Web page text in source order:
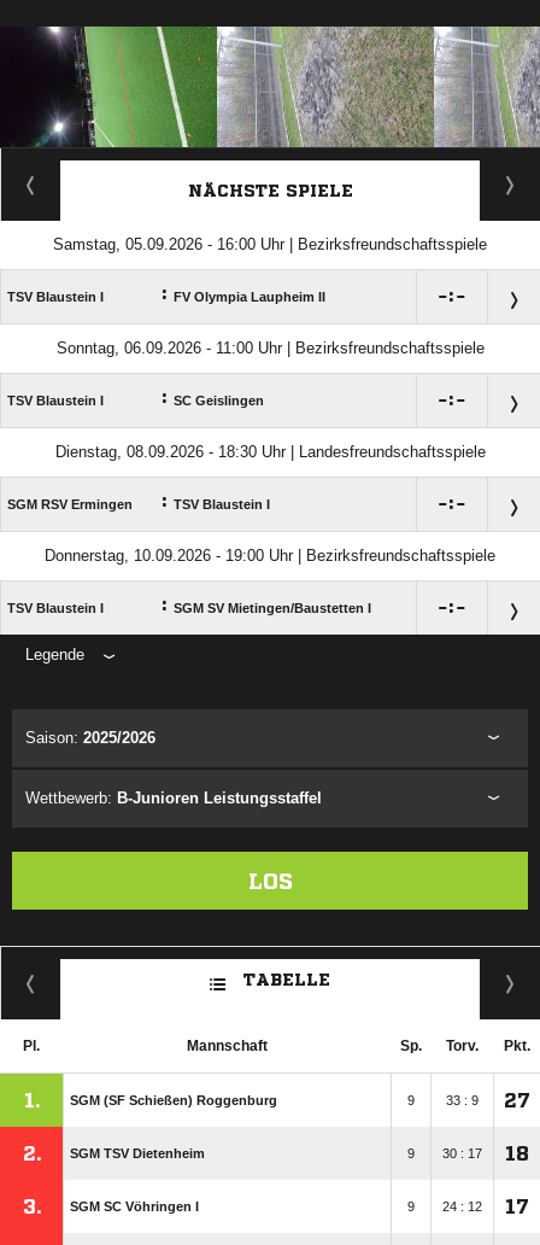
ANZEIGE
NÄCHSTE SPIELE
Samstag, 05.09.2026 - 16:00 Uhr | Bezirksfreundschaftsspiele
TSV Blaustein I : FV Olympia Laupheim II :
Sonntag, 06.09.2026 - 11:00 Uhr | Bezirksfreundschaftsspiele
TSV Blaustein I : SC Geislingen :
Dienstag, 08.09.2026 - 18:30 Uhr | Landesfreundschaftsspiele
SGM RSV Ermingen : TSV Blaustein I :
Donnerstag, 10.09.2026 - 19:00 Uhr | Bezirksfreundschaftsspiele
TSV Blaustein I : SGM SV Mietingen/​Baustetten I :
Legende
Saison: 2025/2026
Wettbewerb: B-Junioren Leistungsstaffel
LOS
TABELLE
Pl. Mannschaft Sp. Torv. Pkt.
1. SGM (SF Schießen) Roggenburg 9 33 : 9 27
2. SGM TSV Dietenheim 9 30 : 17 18
3. SGM SC Vöhringen I 9 24 : 12 17